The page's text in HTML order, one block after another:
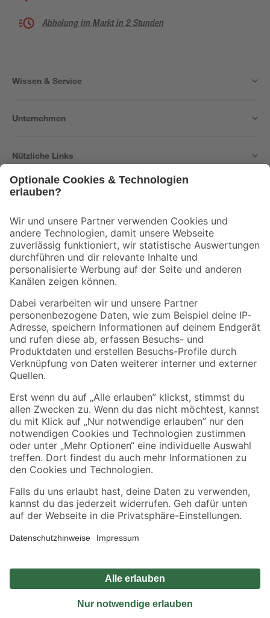
Abholung im Markt in 2 Stunden
Wissen & Service
Unternehmen
Nützliche Links
Der toom Newsletter: Keine Angebote und Aktionen mehr verpassen!
Zur Newsletter Anmeldung
Folge uns
Zahlungsarten Versandarten
Sicher einkaufen
Jetzt die toom-App herunterladen
Alle Preisangaben in EUR inkl. gesetzl. MwSt.. Die dargestellten Angebote sind unter
Umständen nicht in allen Märkten verfügbar. Die angegebenen Verfügbarkeiten beziehen
Produkte nur solange der Vorrat reicht.
*Paketversand ab 59 € versandkostenfrei, gilt nicht für Artikel mit Speditionsversand, hier
Privatsphäre Impressum
Nutzungsbedingungen
Widerrufsrecht
Vertrag widerrufen